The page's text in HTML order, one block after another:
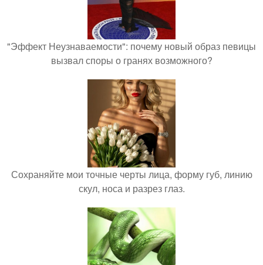
"Эффект Неузнаваемости": почему новый образ певицы
вызвал споры о гранях возможного?
Сохраняйте мои точные черты лица, форму губ, линию
скул, носа и разрез глаз.